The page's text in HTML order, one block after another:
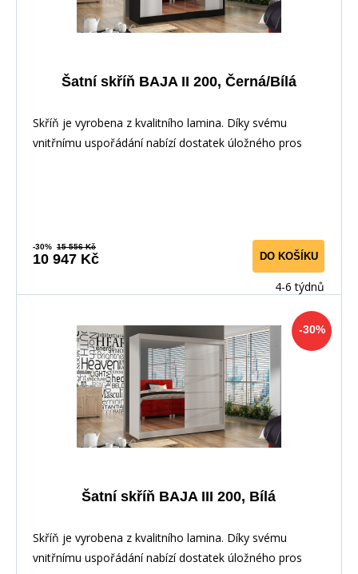
Šatní skříň BAJA II 200, Černá/Bílá
Skříň je vyrobena z kvalitního lamina. Díky svému
vnitřnímu uspořádání nabízí dostatek úložného pros
-30% 15 556 Kč
10 947 Kč DO KOŠÍKU
4-6 týdnů
-30%
Šatní skříň BAJA III 200, Bílá
Skříň je vyrobena z kvalitního lamina. Díky svému
vnitřnímu uspořádání nabízí dostatek úložného pros